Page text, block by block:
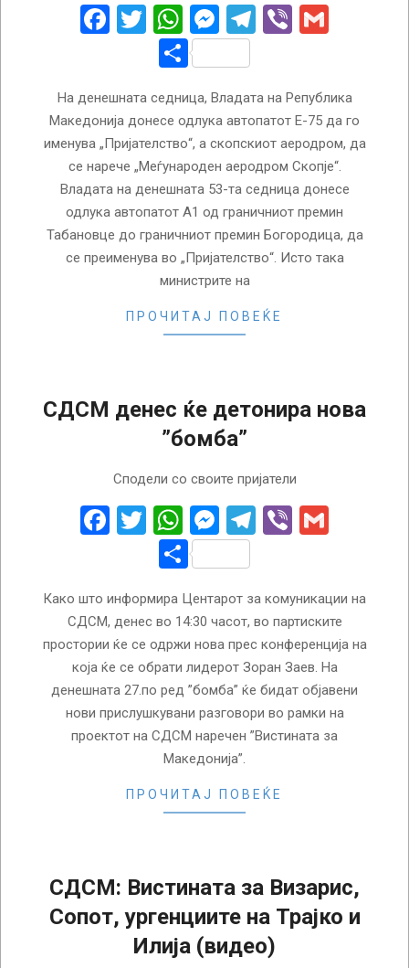
Facebook
Twitter
WhatsApp
Messenger
Telegram
Viber
Share
На денешната седница, Владата на Република
Македонија донесе одлука автопатот Е-75 да го
именува „Пријателство“, а скопскиот аеродром, да
се нарече „Меѓународен аеродром Скопје“.
Владата на денешната 53-та седница донесе
одлука автопатот А1 од граничниот премин
Табановце до граничниот премин Богородица, да
се преименува во „Пријателство“. Исто така
министрите на
ПРОЧИТАЈ ПОВЕЌЕ
СДСМ денес ќе детонира нова
”бомба”
Сподели со своите пријатели
Facebook
Twitter
WhatsApp
Messenger
Telegram
Viber
Share
Како што информира Центарот за комуникации на
СДСМ, денес во 14:30 часот, во партиските
простории ќе се одржи нова прес конференција на
која ќе се обрати лидерот Зоран Заев. На
денешната 27.по ред ”бомба” ќе бидат објавени
нови прислушкувани разговори во рамки на
проектот на СДСМ наречен ”Вистината за
Македонија”.
ПРОЧИТАЈ ПОВЕЌЕ
СДСМ: Вистината за Визарис,
Сопот, ургенциите на Трајко и
Илија (видео)